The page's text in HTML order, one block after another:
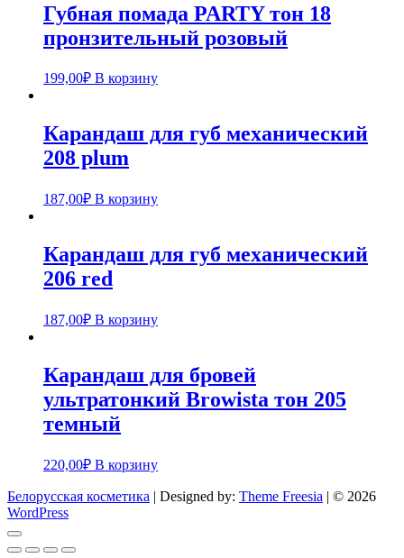
Губная помада PARTY тон 18
пронзительный розовый
199,00₽ В корзину
Карандаш для губ механический
208 plum
187,00₽ В корзину
Карандаш для губ механический
206 red
187,00₽ В корзину
Карандаш для бровей
ультратонкий Browista тон 205
темный
220,00₽ В корзину
Белорусская косметика | Designed by: Theme Freesia | © 2026
WordPress
Go
to